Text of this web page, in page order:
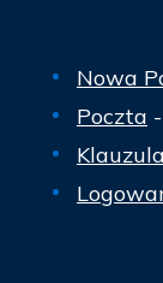
Nowa
Poczta